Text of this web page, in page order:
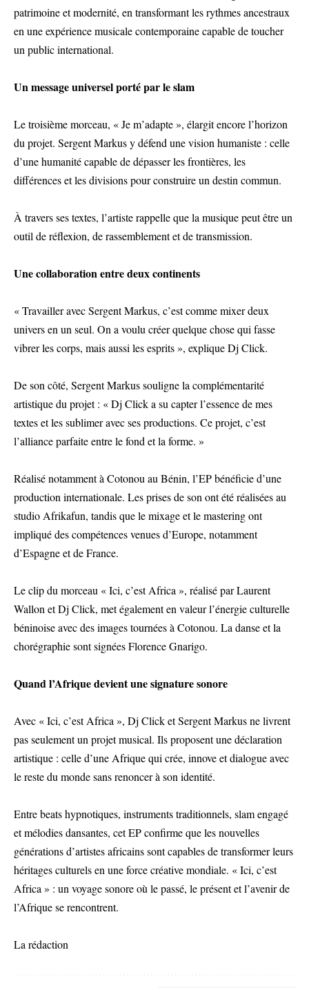
patrimoine et modernité, en transformant les rythmes ancestraux
en une expérience musicale contemporaine capable de toucher
un public international.
Un message universel porté par le slam
Le troisième morceau, « Je m’adapte », élargit encore l’horizon
du projet. Sergent Markus y défend une vision humaniste : celle
d’une humanité capable de dépasser les frontières, les
différences et les divisions pour construire un destin commun.
À travers ses textes, l’artiste rappelle que la musique peut être un
outil de réflexion, de rassemblement et de transmission.
Une collaboration entre deux continents
« Travailler avec Sergent Markus, c’est comme mixer deux
univers en un seul. On a voulu créer quelque chose qui fasse
vibrer les corps, mais aussi les esprits », explique Dj Click.
De son côté, Sergent Markus souligne la complémentarité
artistique du projet : « Dj Click a su capter l’essence de mes
textes et les sublimer avec ses productions. Ce projet, c’est
l’alliance parfaite entre le fond et la forme. »
Réalisé notamment à Cotonou au Bénin, l’EP bénéficie d’une
production internationale. Les prises de son ont été réalisées au
studio Afrikafun, tandis que le mixage et le mastering ont
impliqué des compétences venues d’Europe, notamment
d’Espagne et de France.
Le clip du morceau « Ici, c’est Africa », réalisé par Laurent
Wallon et Dj Click, met également en valeur l’énergie culturelle
béninoise avec des images tournées à Cotonou. La danse et la
chorégraphie sont signées Florence Gnarigo.
Quand l’Afrique devient une signature sonore
Avec « Ici, c’est Africa », Dj Click et Sergent Markus ne livrent
pas seulement un projet musical. Ils proposent une déclaration
artistique : celle d’une Afrique qui crée, innove et dialogue avec
le reste du monde sans renoncer à son identité.
Entre beats hypnotiques, instruments traditionnels, slam engagé
et mélodies dansantes, cet EP confirme que les nouvelles
générations d’artistes africains sont capables de transformer leurs
héritages culturels en une force créative mondiale. « Ici, c’est
Africa » : un voyage sonore où le passé, le présent et l’avenir de
l’Afrique se rencontrent.
La rédaction